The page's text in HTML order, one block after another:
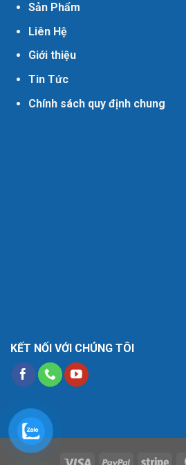
Sản Phẩm
Liên Hệ
Giới thiệu
Tin Tức
Chính sách quy định chung
KẾT NỐI VỚI CHÚNG TÔI